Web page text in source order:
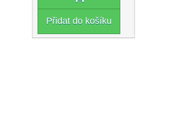
Přidat do košíku